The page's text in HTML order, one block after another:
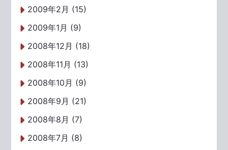
2009年2月 (15)
2009年1月 (9)
2008年12月 (18)
2008年11月 (13)
2008年10月 (9)
2008年9月 (21)
2008年8月 (7)
2008年7月 (8)